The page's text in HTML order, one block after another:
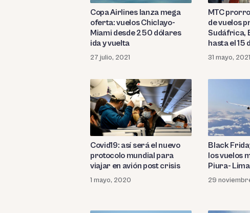
Copa Airlines lanza mega
oferta: vuelos Chiclayo-
Miami desde 250 dólares
ida y vuelta
27 julio, 2021
MTC
de vuelos
Sudáfrica,
hasta el 15
31 mayo, 2021
Covid19: así será el nuevo
protocolo mundial para
viajar en avión post crisis
1 mayo, 2020
Black
los vuelos
Piura- Lima
29